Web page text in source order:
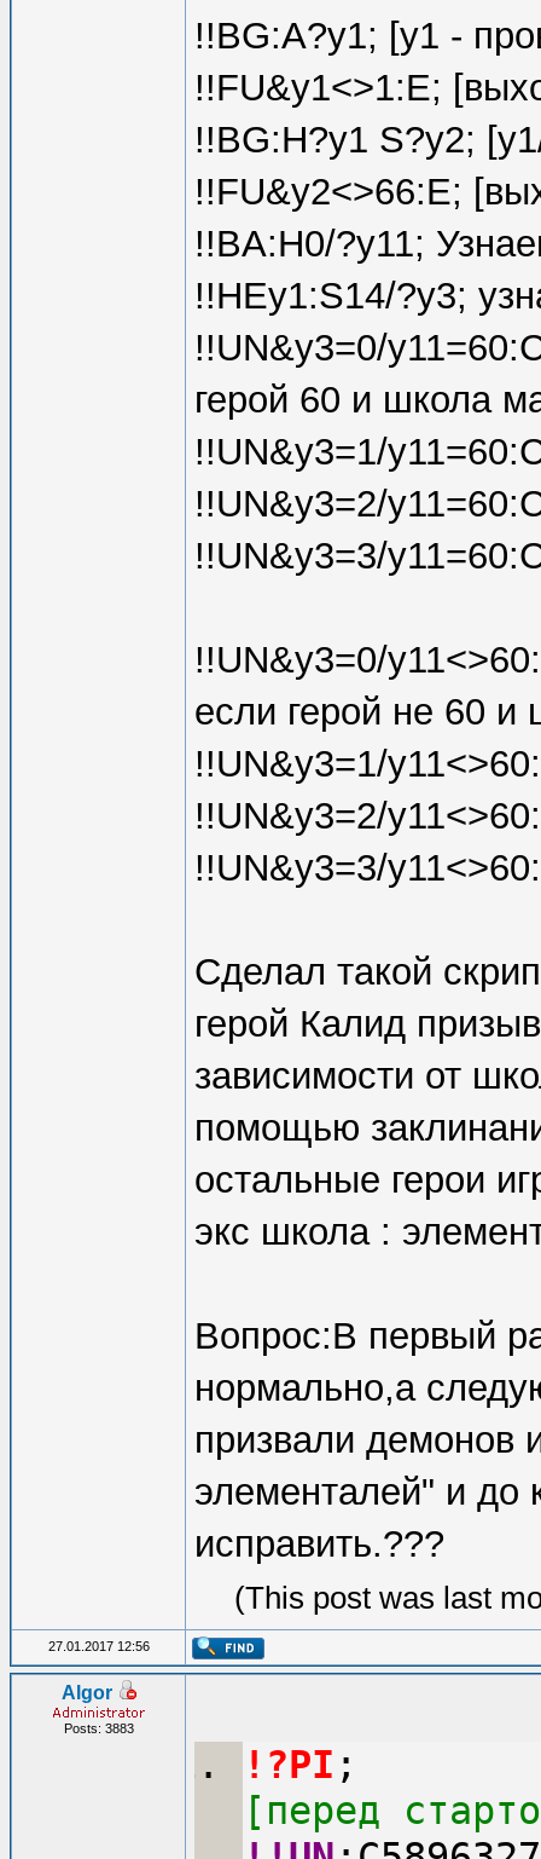
!!BG:A?y1; [y1 -
!!FU&y1<>1:E;
!!BG:H?y1 S?y2;
!!FU&y2<>66:E;
!!BA:H0/?y11;
!!HEy1:S14/?y3;
!!UN&y3=0/
герой 60 и школа
!!UN&y3=1/
!!UN&y3=2/
!!UN&y3=3/
!!UN&y3=0/
если герой не 60 и
!!UN&y3=1/
!!UN&y3=2/
!!UN&y3=3/
Сделал такой
герой Калид
зависимости от
помощью
остальные герои
экс школа :
Вопрос:В первый
нормально,а
призвали демонов
элементалей" и до
исправить.???
(This post was last
27.01.2017 12:56
Algor
Posts: 3883
!?PI ;
[перед